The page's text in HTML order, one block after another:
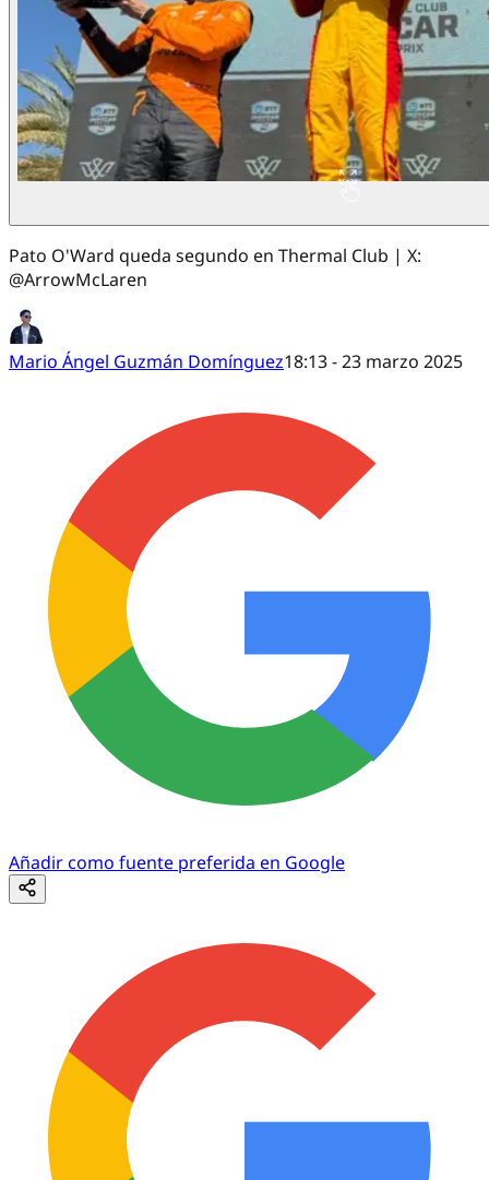
Pato O'Ward queda segundo en Thermal Club | X:
@ArrowMcLaren
Mario Ángel Guzmán Domínguez18:13 - 23 marzo 2025
Añadir como fuente preferida en Google